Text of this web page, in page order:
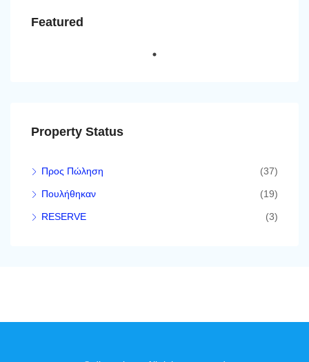
Featured
Property Status
Προς Πώληση (37)
Πουλήθηκαν (19)
RESERVE (3)